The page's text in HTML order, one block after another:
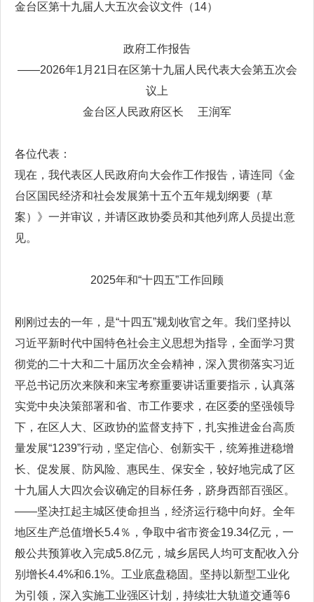
金台区第十九届人大五次会议文件（14）
政府工作报告
——2026年1月21日在区第十九届人民代表大会第五次会
议上
金台区人民政府区长 王润军
各位代表：
现在，我代表区人民政府向大会作工作报告，请连同《金
台区国民经济和社会发展第十五个五年规划纲要（草
案）》一并审议，并请区政协委员和其他列席人员提出意
见。
2025年和“十四五”工作回顾
刚刚过去的一年，是“十四五”规划收官之年。我们坚持以
习近平新时代中国特色社会主义思想为指导，全面学习贯
彻党的二十大和二十届历次全会精神，深入贯彻落实习近
平总书记历次来陕和来宝考察重要讲话重要指示，认真落
实党中央决策部署和省、市工作要求，在区委的坚强领导
下，在区人大、区政协的监督支持下，扎实推进金台高质
量发展“1239”行动，坚定信心、创新实干，统筹推进稳增
长、促发展、防风险、惠民生、保安全，较好地完成了区
十九届人大四次会议确定的目标任务，跻身西部百强区。
——坚决扛起主城区使命担当，经济运行稳中向好。全年
地区生产总值增长5.4％，争取中省市资金19.34亿元，一
般公共预算收入完成5.8亿元，城乡居民人均可支配收入分
别增长4.4%和6.1%。工业底盘稳固。坚持以新型工业化
为引领，深入实施工业强区计划，持续壮大轨道交通等6